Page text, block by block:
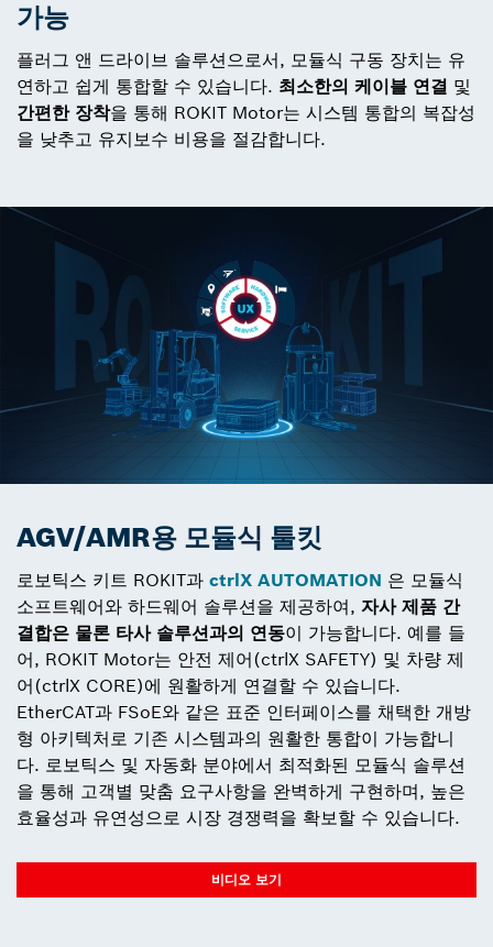
가능
플러그 앤 드라이브 솔루션으로서, 모듈식 구동 장치는 유
연하고 쉽게 통합할 수 있습니다. 최소한의 케이블 연결 및
간편한 장착을 통해 ROKIT Motor는 시스템 통합의 복잡성
을 낮추고 유지보수 비용을 절감합니다.
AGV/AMR용 모듈식 툴킷
로보틱스 키트 ROKIT과 ctrlX AUTOMATION 은 모듈식
소프트웨어와 하드웨어 솔루션을 제공하여, 자사 제품 간
결합은 물론 타사 솔루션과의 연동이 가능합니다. 예를 들
어, ROKIT Motor는 안전 제어(ctrlX SAFETY) 및 차량 제
어(ctrlX CORE)에 원활하게 연결할 수 있습니다.
EtherCAT과 FSoE와 같은 표준 인터페이스를 채택한 개방
형 아키텍처로 기존 시스템과의 원활한 통합이 가능합니
다. 로보틱스 및 자동화 분야에서 최적화된 모듈식 솔루션
을 통해 고객별 맞춤 요구사항을 완벽하게 구현하며, 높은
효율성과 유연성으로 시장 경쟁력을 확보할 수 있습니다.
비디오 보기